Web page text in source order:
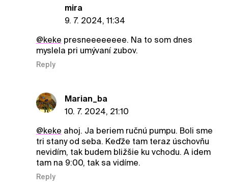
mira
9. 7. 2024, 11:34
@keke presneeeeeeee. Na to som dnes
myslela pri umývaní zubov.
Reply
Marian_ba
10. 7. 2024, 21:10
@keke ahoj. Ja beriem ručnú pumpu. Boli sme
tri stany od seba. Keďže tam teraz úschovňu
nevidím, tak budem bližšie ku vchodu. A idem
tam na 9:00, tak sa vidíme.
Reply